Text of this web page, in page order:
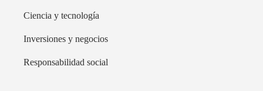
Ciencia y tecnología
Inversiones y negocios
Responsabilidad social